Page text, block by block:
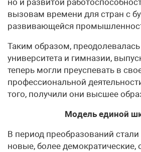
вызовам времени для стран с
развивающейся
Таким образом,
уни­верситета и гимназии,
теперь мог­ли преуспевать в
профессиональной
того, получили они высшее
Модель единой
В период преобразований
новые, более демократические,